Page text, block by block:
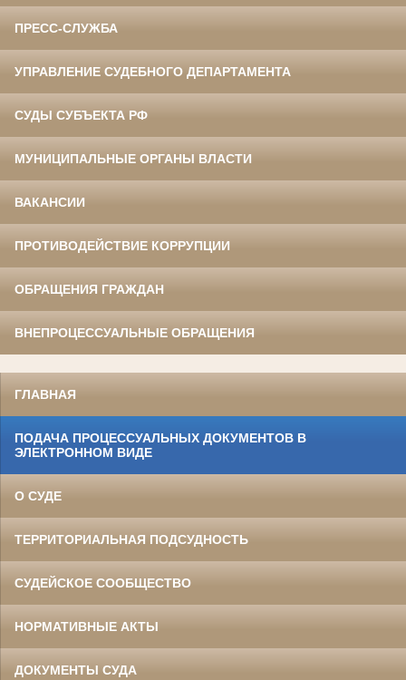
ПРЕСС-СЛУЖБА
УПРАВЛЕНИЕ СУДЕБНОГО ДЕПАРТАМЕНТА
СУДЫ СУБЪЕКТА РФ
МУНИЦИПАЛЬНЫЕ ОРГАНЫ ВЛАСТИ
ВАКАНСИИ
ПРОТИВОДЕЙСТВИЕ КОРРУПЦИИ
ОБРАЩЕНИЯ ГРАЖДАН
ВНЕПРОЦЕССУАЛЬНЫЕ ОБРАЩЕНИЯ
ГЛАВНАЯ
ПОДАЧА ПРОЦЕССУАЛЬНЫХ ДОКУМЕНТОВ В
ЭЛЕКТРОННОМ ВИДЕ
О СУДЕ
ТЕРРИТОРИАЛЬНАЯ ПОДСУДНОСТЬ
СУДЕЙСКОЕ СООБЩЕСТВО
НОРМАТИВНЫЕ АКТЫ
ДОКУМЕНТЫ СУДА